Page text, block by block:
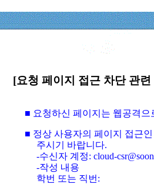
[요청 페이지 접근 차단 관
■ 요청하신 페이지는 웹공격
■ 정상 사용자의 페이지 접근
주시기 바랍니다.
-수신자 계정: cloud-
-작성 내용
학번 또는 직번: